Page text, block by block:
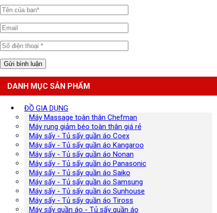
DANH MỤC SẢN PHẨM
ĐỒ GIA DỤNG
Máy Massage toàn thân Chefman
Máy rung giảm béo toàn thân giá rẻ
Máy sấy - Tủ sấy quần áo Coex
Máy sấy - Tủ sấy quần áo Kangaroo
Máy sấy - Tủ sấy quần áo Nonan
Máy sấy - Tủ sấy quần áo Panasonic
Máy sấy - Tủ sấy quần áo Saiko
Máy sấy - Tủ sấy quần áo Samsung
Máy sấy - Tủ sấy quần áo Sunhouse
Máy sấy - Tủ sấy quần áo Tiross
Máy sấy quần áo - Tủ sấy quần áo